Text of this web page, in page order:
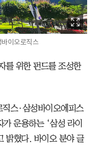
이오로직스
를 위한 펀드를 조성한
스·삼성바이오에피스
운용하는 ‘삼성 라이
밝혔다. 바이오 분야 글